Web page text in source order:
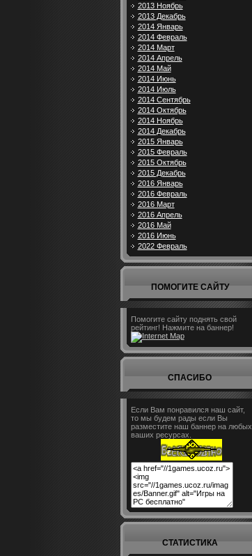
2013 Ноябрь
2013 Декабрь
2014 Январь
2014 Февраль
2014 Март
2014 Апрель
2014 Май
2014 Июнь
2014 Июль
2014 Сентябрь
2014 Октябрь
2014 Ноябрь
2014 Декабрь
2015 Январь
2015 Февраль
2015 Октябрь
2015 Декабрь
2016 Январь
2016 Февраль
2016 Март
2016 Апрель
2016 Май
2016 Июнь
2022 Февраль
ПОМОГИТЕ САЙТУ
Помогите сайту поднять свой
рейтинг! Нажмите на баннер!
СПАСИБО
Если Вам понравился наш сайт,
то мы будем рады если Вы
разместите наш баннер на любых
ваших ресурсах.
СТАТИСТИКА